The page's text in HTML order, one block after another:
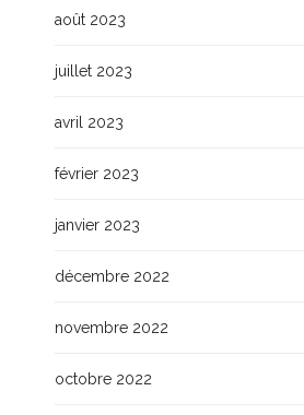
août 2023
juillet 2023
avril 2023
février 2023
janvier 2023
décembre 2022
novembre 2022
octobre 2022